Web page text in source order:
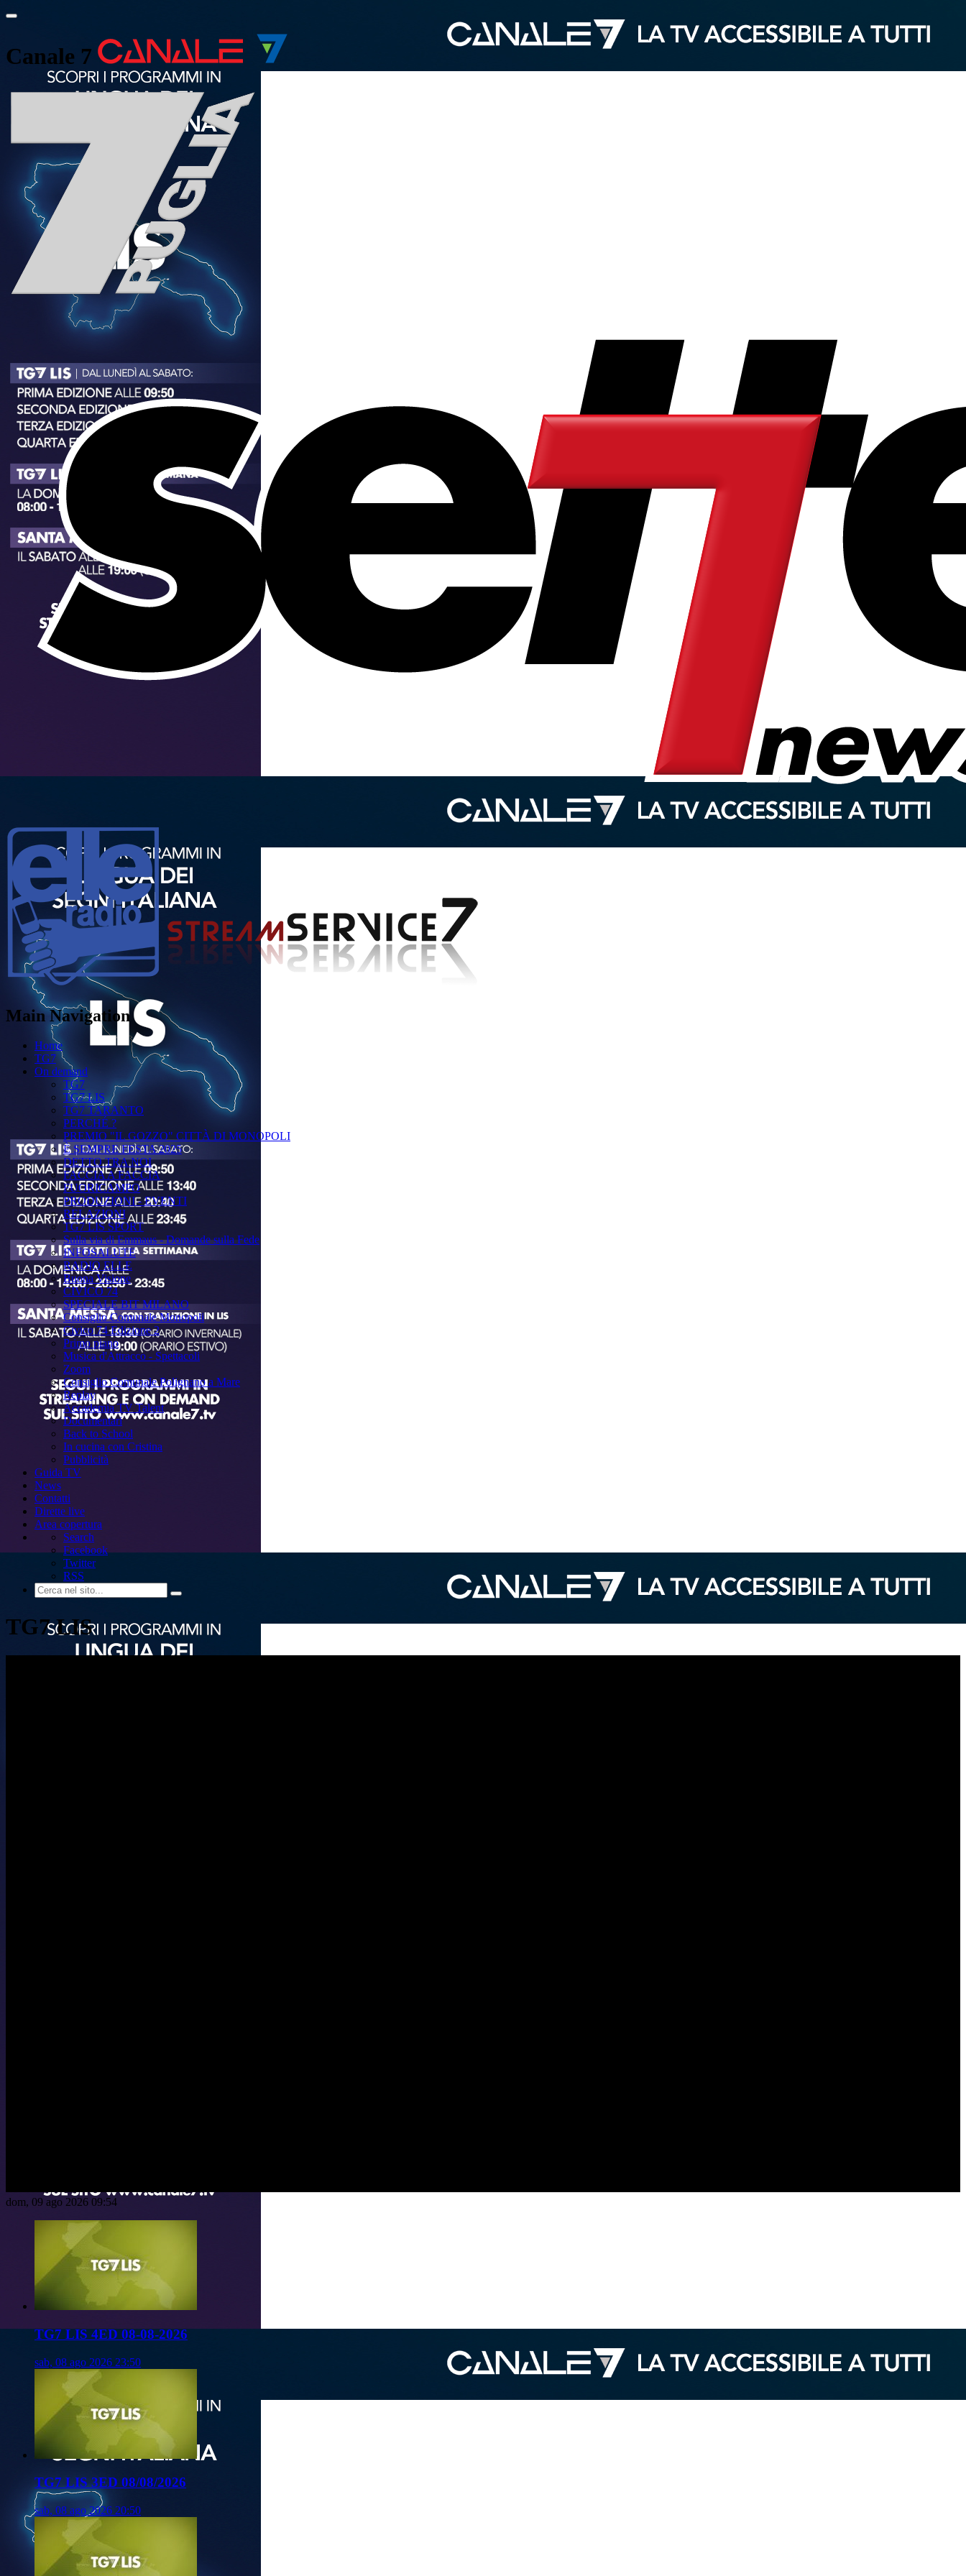
Canale 7
Main Navigation
Home
TG7
On demand
TG7
TG7 LIS
TG7 TARANTO
PERCHÉ ?
PREMIO "IL GOZZO" CITTÀ DI MONOPOLI
È SEMPRE FESTA 2025
DETTO TRA NOI
FACCIA A FACCIA
FUORICAMPO
PRODUZIONI - EVENTI
RELAZIONI
TG7 LIS SPORT
Sulla via di Emmaus - Domande sulla Fede
INFOSALUTE
RADIO ELLE
Buona Visione
CIVICO 74
SPECIALE BIT MILANO
Consiglio Comunale Monopoli
Civico 74 Edizione 2
Primo piano
Musica d'Attracco - Spettacoli
Zoom
Consiglio Comunale Polignano a Mare
Replay
Accademia TV Talent
Documentari
Back to School
In cucina con Cristina
Pubblicità
Guida TV
News
Contatti
Dirette live
Area copertura
Search
Facebook
Twitter
RSS
TG7 LIS
dom, 09 ago 2026 09:54
TG7 LIS 4ED 08-08-2026
sab, 08 ago 2026 23:50
TG7 LIS 3ED 08/08/2026
sab, 08 ago 2026 20:50